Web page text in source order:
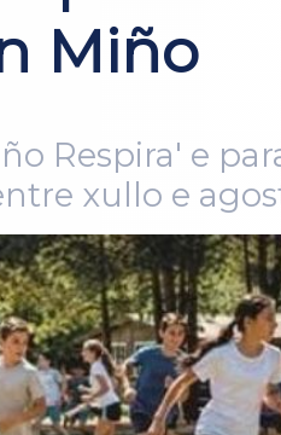
Miño
Respira' e
xullo e